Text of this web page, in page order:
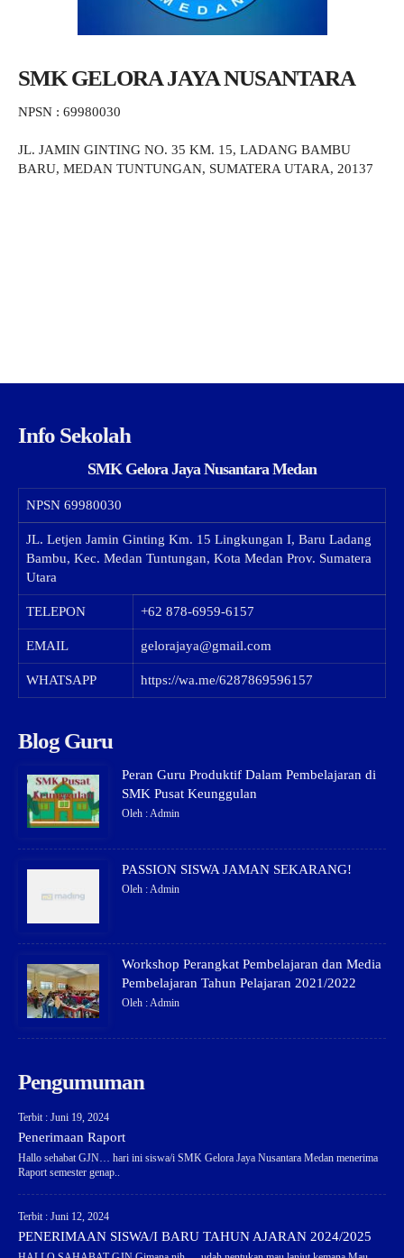
SMK GELORA JAYA NUSANTARA
NPSN : 69980030
JL. JAMIN GINTING NO. 35 KM. 15, LADANG BAMBU
BARU, MEDAN TUNTUNGAN, SUMATERA UTARA, 20137
Info Sekolah
SMK Gelora Jaya Nusantara Medan
NPSN 69980030
JL. Letjen Jamin Ginting Km. 15 Lingkungan I, Baru Ladang
Bambu, Kec. Medan Tuntungan, Kota Medan Prov. Sumatera
Utara
TELEPON +62 878-6959-6157
EMAIL gelorajaya@gmail.com
WHATSAPP https://wa.me/6287869596157
Blog Guru
Peran Guru Produktif Dalam Pembelajaran di
SMK Pusat Keunggulan
Oleh : Admin
PASSION SISWA JAMAN SEKARANG!
Oleh : Admin
Workshop Perangkat Pembelajaran dan Media
Pembelajaran Tahun Pelajaran 2021/2022
Oleh : Admin
Pengumuman
Terbit : Juni 19, 2024
Penerimaan Raport
Hallo sehabat GJN… hari ini siswa/i SMK Gelora Jaya Nusantara Medan menerima
Raport semester genap..
Terbit : Juni 12, 2024
PENERIMAAN SISWA/I BARU TAHUN AJARAN 2024/2025